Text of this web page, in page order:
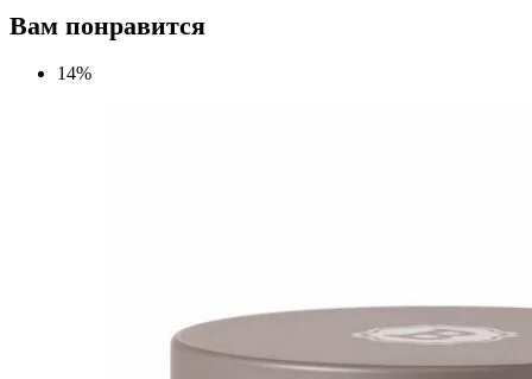
Вам понравится
14%